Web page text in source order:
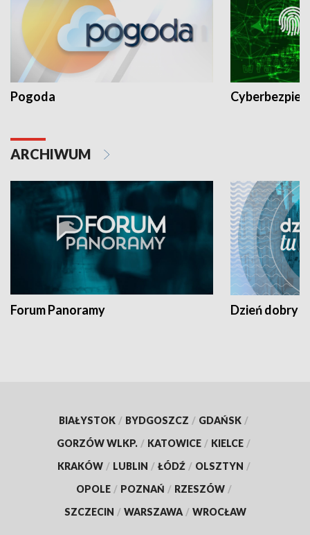
Pogoda
ARCHIWUM
Forum Panoramy Dzień dobry
BIAŁYSTOK / BYDGOSZCZ / GDAŃSK /
GORZÓW WLKP. / KATOWICE / KIELCE /
KRAKÓW / LUBLIN / ŁÓDŹ / OLSZTYN /
OPOLE / POZNAŃ / RZESZÓW /
SZCZECIN / WARSZAWA / WROCŁAW